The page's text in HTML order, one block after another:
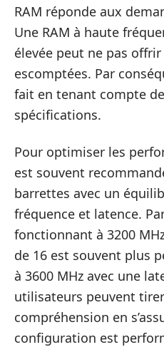
RAM réponde aux
Une RAM à haute
élevée peut ne pas
escomptées. Par
fait en tenant compte de
spécifications.
Pour optimiser les
est souvent
barrettes avec un
fréquence et latence.
fonctionnant à 3200
de 16 est souvent plus
à 3600 MHz avec une
utilisateurs peuvent
compréhension en
configuration est